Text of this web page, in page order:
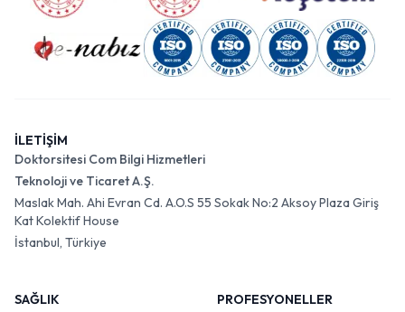
İLETİŞİM
Doktorsitesi Com Bilgi Hizmetleri
Teknoloji ve Ticaret A.Ş.
Maslak Mah. Ahi Evran Cd. A.O.S 55 Sokak No:2 Aksoy Plaza Giriş
Kat Kolektif House
İstanbul, Türkiye
SAĞLIK
PROFESYONELLER